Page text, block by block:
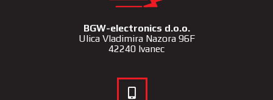
BGW-electronics d.o.o.
Ulica Vladimira Nazora 96F
42240 Ivanec